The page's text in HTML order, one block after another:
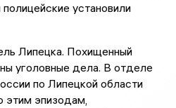
установили
Липецка. Похищенный
уголовные дела. В отделе
по Липецкой области
этим эпизодам,